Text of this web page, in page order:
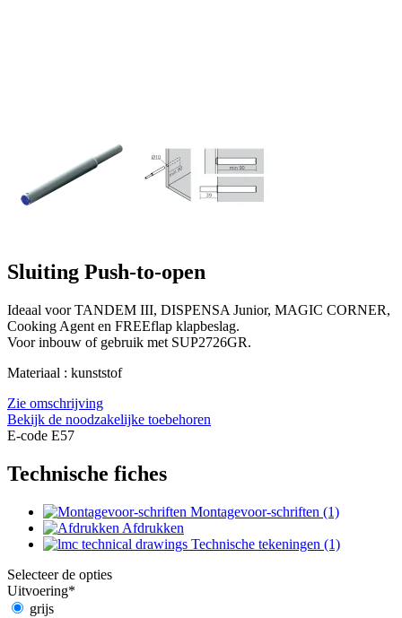
Sluiting Push-to-open
Ideaal voor TANDEM III, DISPENSA Junior, MAGIC CORNER,
Cooking Agent en FREEflap klapbeslag.
Voor inbouw of gebruik met SUP2726GR.
Materiaal : kunststof
Zie omschrijving
Bekijk de noodzakelijke toebehoren
E-code E57
Technische fiches
Montagevoor-schriften (1)
Afdrukken
Technische tekeningen (1)
Selecteer de opties
Uitvoering*
grijs